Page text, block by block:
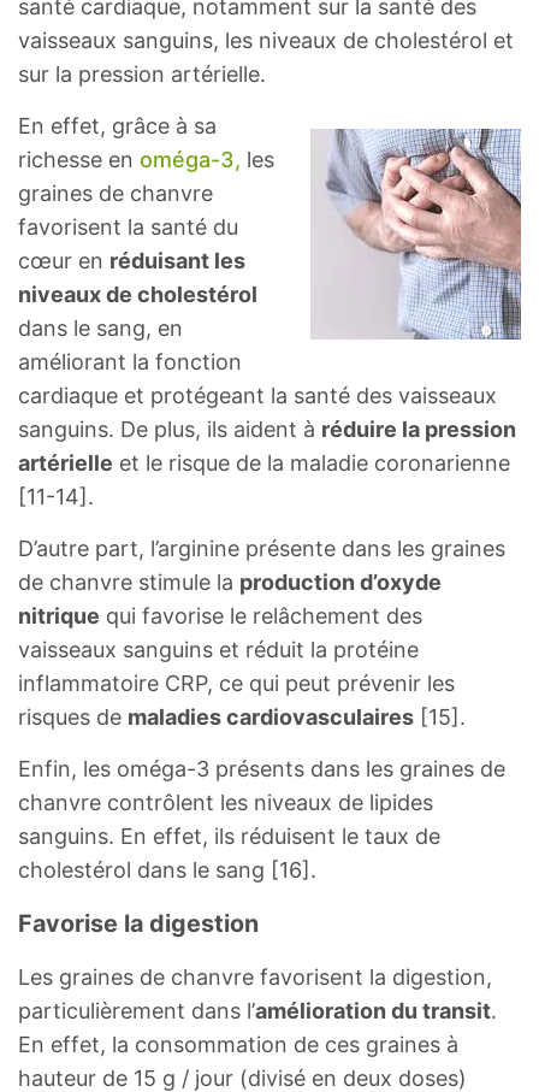
0,933 g
Cystine
1,45 g
Tyrosine 1,26 g
Valine 1,78 g
Arginine 4,55 g
Histidine 0,969
Alanine 1,53 g
Acide aspartique
Acide glutamique 6,27 g
Glycine 1,61
Proline 1,6 g
Sérine
santé cardiaque, notamment sur la santé des
vaisseaux sanguins, les niveaux de cholestérol et
sur la pression artérielle.
En effet, grâce à sa
richesse en oméga-3, les
graines de chanvre
favorisent la santé du
cœur en réduisant les
niveaux de cholestérol
dans le sang, en
améliorant la fonction
cardiaque et protégeant la santé des vaisseaux
sanguins. De plus, ils aident à réduire la pression
artérielle et le risque de la maladie coronarienne
[11-14].
D’autre part, l’arginine présente dans les graines
de chanvre stimule la production d’oxyde
nitrique qui favorise le relâchement des
vaisseaux sanguins et réduit la protéine
inflammatoire CRP, ce qui peut prévenir les
risques de maladies cardiovasculaires [15].
Enfin, les oméga-3 présents dans les graines de
chanvre contrôlent les niveaux de lipides
sanguins. En effet, ils réduisent le taux de
cholestérol dans le sang [16].
Favorise la digestion
Les graines de chanvre favorisent la digestion,
particulièrement dans l’amélioration du transit.
En effet, la consommation de ces graines à
hauteur de 15 g / jour (divisé en deux doses)